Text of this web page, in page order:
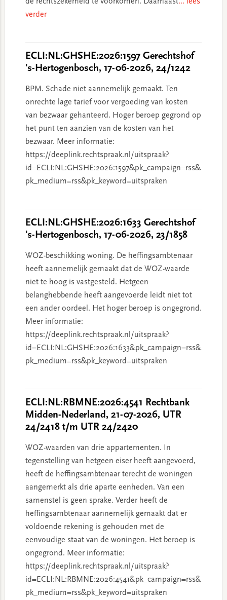
verder
ECLI:NL:GHSHE:2026:1597 Gerechtshof
's-Hertogenbosch, 17-06-2026, 24/1242
BPM. Schade niet aannemelijk gemaakt. Ten
onrechte lage tarief voor vergoeding van kosten
van bezwaar gehanteerd. Hoger beroep gegrond op
het punt ten aanzien van de kosten van het
bezwaar. Meer informatie:
https://deeplink.rechtspraak.nl/uitspraak?
id=ECLI:NL:GHSHE:2026:1597&pk_campaign=rss&
pk_medium=rss&pk_keyword=uitspraken
ECLI:NL:GHSHE:2026:1633 Gerechtshof
's-Hertogenbosch, 17-06-2026, 23/1858
WOZ-beschikking woning. De heffingsambtenaar
heeft aannemelijk gemaakt dat de WOZ-waarde
niet te hoog is vastgesteld. Hetgeen
belanghebbende heeft aangevoerde leidt niet tot
een ander oordeel. Het hoger beroep is ongegrond.
Meer informatie:
https://deeplink.rechtspraak.nl/uitspraak?
id=ECLI:NL:GHSHE:2026:1633&pk_campaign=rss&
pk_medium=rss&pk_keyword=uitspraken
ECLI:NL:RBMNE:2026:4541 Rechtbank
Midden-Nederland, 21-07-2026, UTR
24/2418 t/m UTR 24/2420
WOZ-waarden van drie appartementen. In
tegenstelling van hetgeen eiser heeft aangevoerd,
heeft de heffingsambtenaar terecht de woningen
aangemerkt als drie aparte eenheden. Van een
samenstel is geen sprake. Verder heeft de
heffingsambtenaar aannemelijk gemaakt dat er
voldoende rekening is gehouden met de
eenvoudige staat van de woningen. Het beroep is
ongegrond. Meer informatie:
https://deeplink.rechtspraak.nl/uitspraak?
id=ECLI:NL:RBMNE:2026:4541&pk_campaign=rss&
pk_medium=rss&pk_keyword=uitspraken